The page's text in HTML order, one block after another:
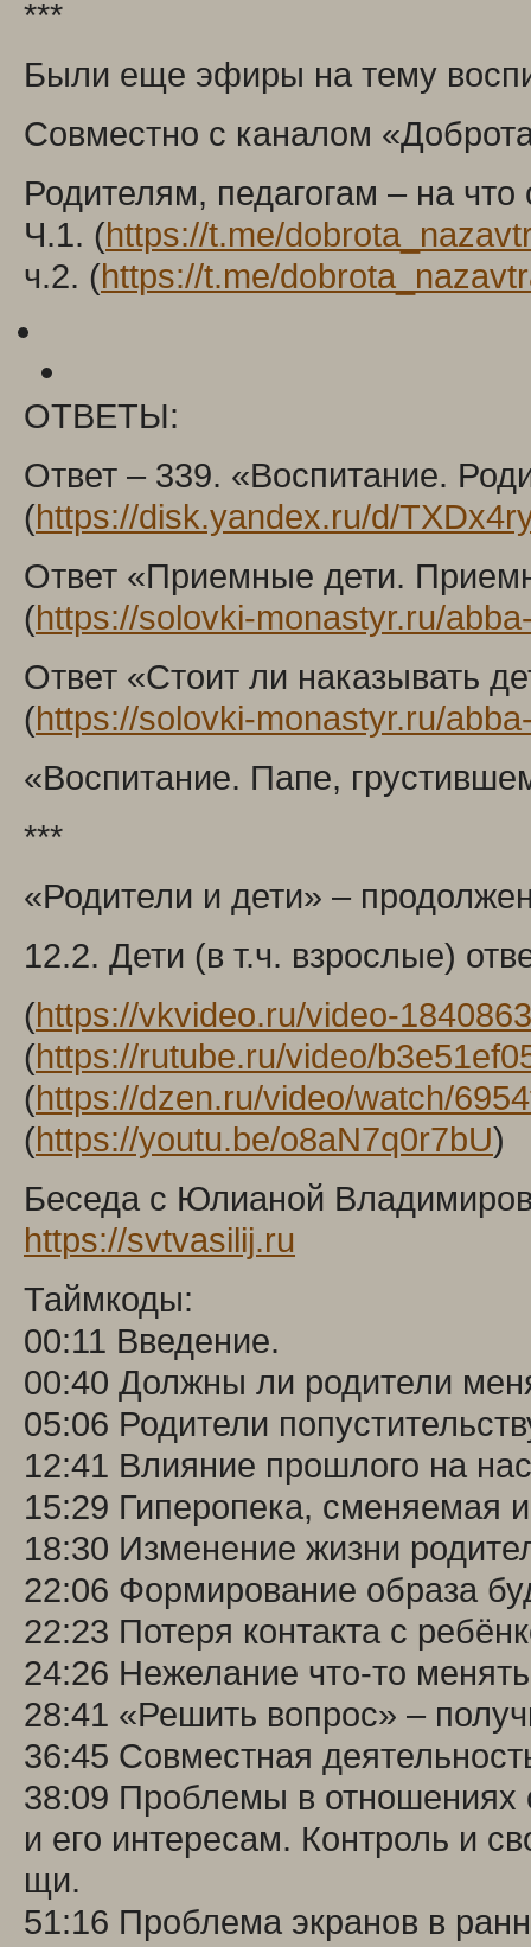
***
Были еще эфиры на тему
Совместно с каналом
Родителям, педагогам – на
Ч.1. (https://t.me/
ч.2. (https://t.me/
ОТВЕТЫ:
Ответ – 339. «Воспитание.
(https://disk.yandex.ru/d/
Ответ «Приемные дети.
(https://solovki-monastyr.ru/
Ответ «Стоит ли наказывать
(https://solovki-monastyr.ru/
«Воспитание. Папе,
***
«Родители и дети» –
12.2. Дети (в т.ч. взрослые)
(https://vkvideo.ru/video-
(https://rutube.ru/video/
(https://dzen.ru/video/watch/
(https://youtu.be/o8aN7q0r7bU)
Беседа с Юлианой
https://svtvasilij.ru
Таймкоды:
00:11 Введение.
00:40 Должны ли родители
05:06 Родители
12:41 Влияние прошлого на
15:29 Гиперопека, сменяемая
18:30 Изменение жизни
22:06 Формирование образа
22:23 Потеря контакта с
24:26 Нежелание что-то
28:41 «Решить вопрос» –
36:45 Совместная
38:09 Проблемы в отношениях
и его интересам. Контроль и
щи.
51:16 Проблема экранов в